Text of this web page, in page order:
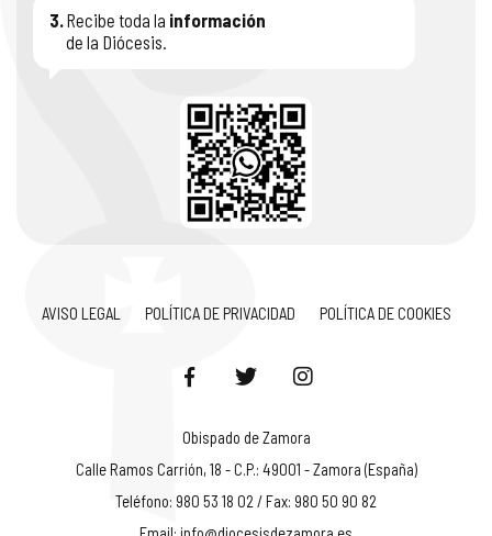
3.Recibe toda la información
de la Diócesis.
AVISO LEGAL POLÍTICA DE PRIVACIDAD POLÍTICA DE COOKIES
Obispado de Zamora
Calle Ramos Carrión, 18 - C.P.: 49001 - Zamora (España)
Teléfono: 980 53 18 02 / Fax: 980 50 90 82